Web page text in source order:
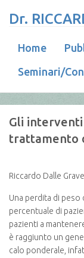
Dr.
Home
Seminari/
Gli interventi
trattamento
Riccardo Dalle Grave
Una perdita di peso
percentuale di
pazienti a
è raggiunto un
calo ponderale,